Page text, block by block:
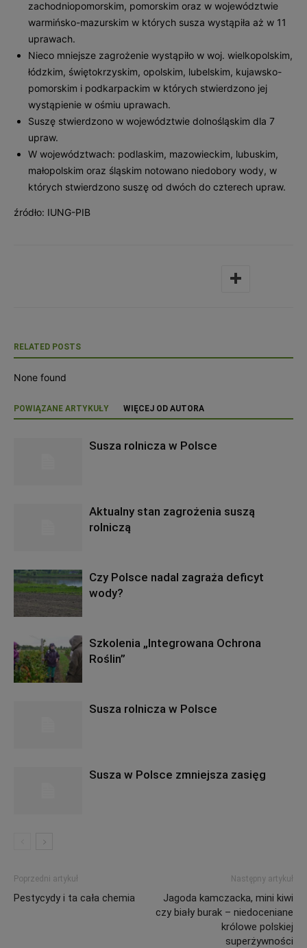
zachodniopomorskim, pomorskim oraz w województwie
warmińsko-mazurskim w których susza wystąpiła aż w 11
uprawach.
Nieco mniejsze zagrożenie wystąpiło w woj. wielkopolskim,
łódzkim, świętokrzyskim, opolskim, lubelskim, kujawsko-
pomorskim i podkarpackim w których stwierdzono jej
wystąpienie w ośmiu uprawach.
Suszę stwierdzono w województwie dolnośląskim dla 7
upraw.
W województwach: podlaskim, mazowieckim, lubuskim,
małopolskim oraz śląskim notowano niedobory wody, w
których stwierdzono suszę od dwóch do czterech upraw.
źródło: IUNG-PIB
RELATED POSTS
None found
POWIĄZANE ARTYKUŁY WIĘCEJ OD AUTORA
Susza rolnicza w Polsce
Aktualny stan zagrożenia suszą
rolniczą
Czy Polsce nadal zagraża deficyt
wody?
Szkolenia „Integrowana Ochrona
Roślin”
Susza rolnicza w Polsce
Susza w Polsce zmniejsza zasięg
Poprzedni artykuł
Pestycydy i ta cała chemia
Następny artykuł
Jagoda kamczacka, mini kiwi
czy biały burak – niedoceniane
królowe polskiej
superżywności